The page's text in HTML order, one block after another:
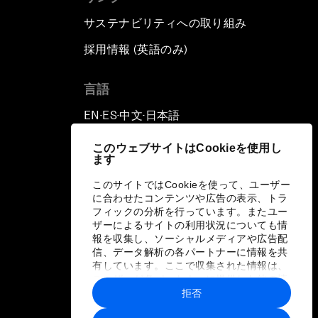
このウェブサイトはCookieを使用し
ます
このサイトではCookieを使って、ユーザー
に合わせたコンテンツや広告の表示、トラ
フィックの分析を行っています。またユー
ザーによるサイトの利用状況についても情
報を収集し、ソーシャルメディアや広告配
信、データ解析の各パートナーに情報を共
有しています。ここで収集された情報は、
ユーザーが各パートナーに提供した他の情
報や各パートナーのサービスを使用した際
に収集された情報と組み合わされ、各パー
拒否
サステナビリティへの取り組み
採用情報 (英語のみ)
言語
EN ▪ ES▪中文▪ 日本語